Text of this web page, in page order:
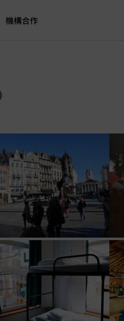
機構合作